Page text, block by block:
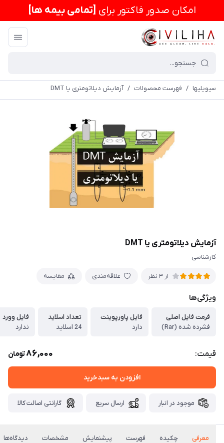
امكان صدور فاکتور برای [تمامی بیمه ها]
سیویلیها / فهرست محصولات / آزمایش دیلاتومتری یا DMT
آزمایش دیلاتومتری یا DMT
کارشناسی
از 3 نظر علاقه‌مندی مقایسه
ویژگی‌ها
فرمت فایل اصلی
فشرده شده (Rar)
فایل پاورپوینت
دارد
تعداد اسلاید
24 اسلاید
فایل وورد
ندارد
قیمت: 86,000تومان
افزودن به سبدخرید
موجود در انبار ارسال سریع گارانتی اصالت کالا
معرفی چکیده فهرست پیشنمایش مشخصات دیدگاه‌ها